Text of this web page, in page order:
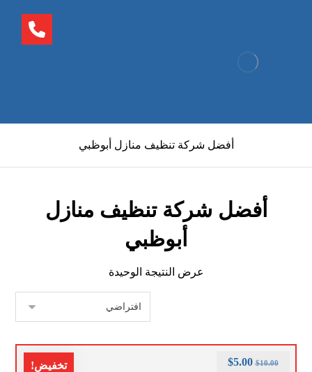
أفضل شركة تنظيف منازل أبوظبي
أفضل شركة تنظيف منازل
أبوظبي
عرض النتيجة الوحيدة
تخفيض! $10.00
$5.00